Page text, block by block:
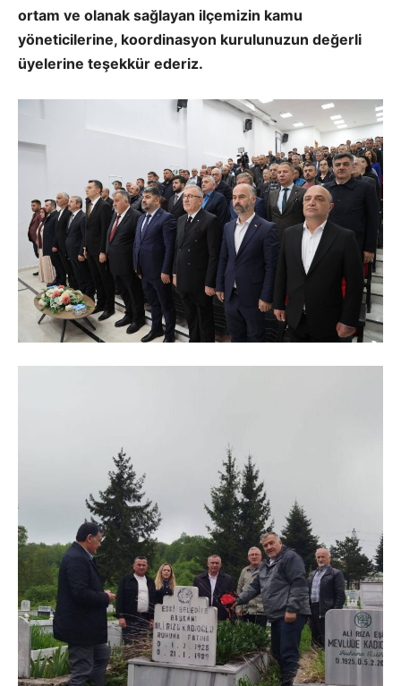
ortam ve olanak sağlayan ilçemizin kamu
yöneticilerine, koordinasyon kurulunuzun değerli
üyelerine teşekkür ederiz.